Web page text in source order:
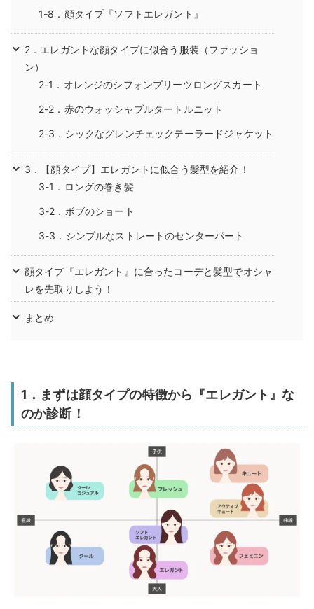
1-8．顔タイプ『ソフトエレガント』
2．エレガントな顔タイプに似合う服装（ファッショ
ン）
2-1．オレンジのシフォンプリーツロングスカート
2-2．赤のウォッシャブルタートルニット
2-3．シックなグレンチェックテーラードジャケット
3．【顔タイプ】エレガントに似合う髪型を紹介！
3-1．ロングの巻き髪
3-2．ボブのショート
3-3．シンプルなストレートのセンターパート
顔タイプ『エレガント』に合ったコーデと髪型でオシャ
レを先取りしよう！
まとめ
1．まずは顔タイプの特徴から『エレガント』な
のか診断！